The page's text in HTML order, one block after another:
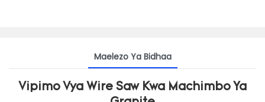
Maelezo Ya Bidhaa
Vipimo Vya Wire Saw Kwa Machimbo Ya